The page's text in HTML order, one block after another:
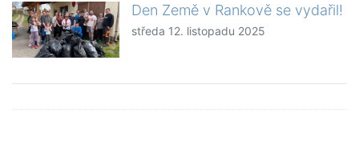
Den Země v Rankově se vydařil!
středa 12. listopadu 2025